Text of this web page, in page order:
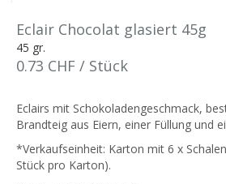
Eclair Chocolat glasiert 45g
45 gr.
0.73 CHF / Stück
Eclairs mit Schokoladengeschmack,
Brandteig aus Eiern, einer Füllung und
*Verkaufseinheit: Karton mit 6 x
Stück pro Karton).